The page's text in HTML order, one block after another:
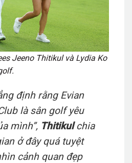
Jeeno Thitikul và Lydia Ko
định rằng Evian
là sân golf yêu
mình”, Thitikulchia
ở đây quá tuyệt
cảnh quan đẹp